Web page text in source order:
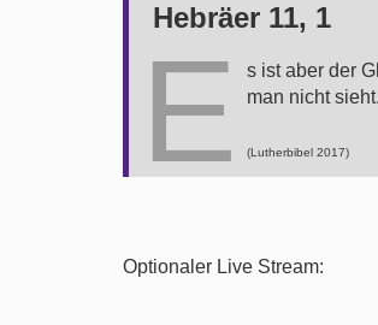
Hebräer 11, 1
E
s ist aber der
man nicht sieht.
(Lutherbibel 2017)
Optionaler Live Stream: